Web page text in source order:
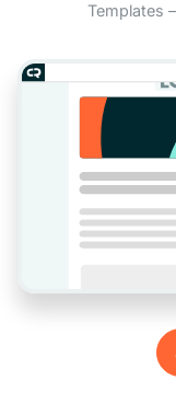
Templates